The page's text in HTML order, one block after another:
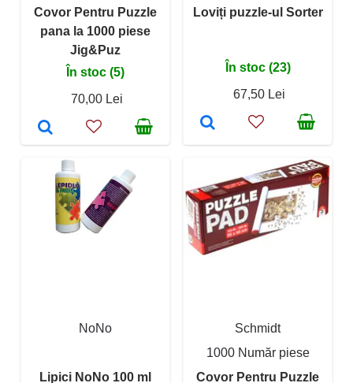
Covor Pentru Puzzle
pana la 1000 piese
Jig&Puz
În stoc (5)
70,00 Lei
Loviți puzzle-ul Sorter
În stoc (23)
67,50 Lei
NoNo
Lipici NoNo 100 ml
Schmidt
1000 Număr piese
Covor Pentru Puzzle